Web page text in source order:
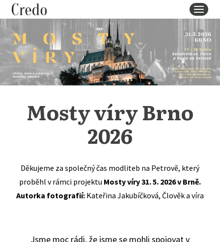
MENU
Mosty víry Brno
2026
Děkujeme za společný čas modliteb na Petrově, který
proběhl v rámci projektu Mosty víry 31. 5. 2026 v Brně.
Autorka fotografií: Kateřina Jakubíčková, Člověk a víra
Jsme moc rádi, že jsme se mohli spojovat v